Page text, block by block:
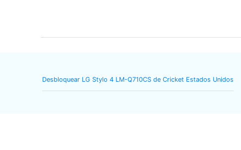
Desbloquear LG Stylo 4 LM-Q710CS de Cricket Estados Unidos